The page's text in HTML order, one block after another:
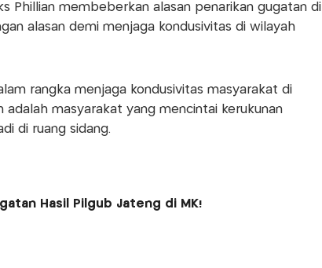
Phillian membeberkan alasan penarikan gugatan di
alasan demi menjaga kondusivitas di wilayah
rangka menjaga kondusivitas masyarakat di
adalah masyarakat yang mencintai kerukunan
di ruang sidang.
Hasil Pilgub Jateng di MK!